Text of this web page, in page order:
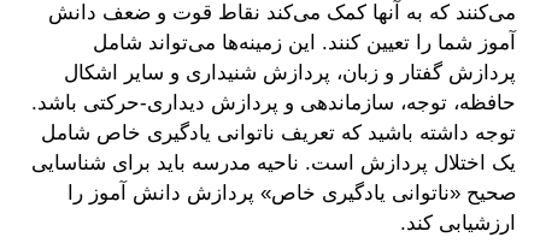
می‌کنند که به آنها کمک می‌کند نقاط قوت و ضعف دانش
آموز شما را تعیین کنند. این زمینه‌ها می‌تواند شامل
پردازش گفتار و زبان، پردازش شنیداری و سایر اشکال
حافظه، توجه، سازماندهی و پردازش دیداری-حرکتی باشد.
توجه داشته باشید که تعریف ناتوانی یادگیری خاص شامل
یک اختلال پردازش است. ناحیه مدرسه باید برای شناسایی
صحیح «ناتوانی یادگیری خاص» پردازش دانش آموز را
ارزشیابی کند.